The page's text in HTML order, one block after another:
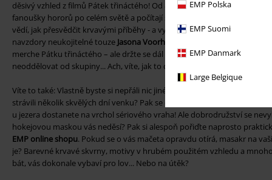
EMP Polska
EMP Suomi
EMP Danmark
Large Belgique
děsivý vzhled z filmů Pátek třináctého! Od 80. let jsou filmové hity
fanoušky hororů po celém světě a počítají se mimo jiné jako spouštěč
vědí, jak přesvědčit krvavými příběhy - a vyžádat si nové oběti! Jste
navzdory neukojitelné touze Jasona Voorheese
merche Pátku třináctého – ale držte se dál od temných lesů... a
neoddělovat od skupiny... Ach, víte, jak to chodí...
Víte to také: Vlastně byste si nepřáli nic jiného, než připravit
strávili několik skvělých dní venku? Pak se drž dál od kempu Crystal
u jezera dostanete na vrchol sériového vraha! Ale dobrodružství se
hokejovou maskou vás neděsí? Pak si alespoň pořiďte naprosto
EMP online shopu. Pokud se o vás mačeta opravdu otírá, masakr na
je? Barevné krvavé skvrny, motivy v hrubém použitém vzhledu a
bát, vás dokonale vybaví pro lov... Nebo na útěk?